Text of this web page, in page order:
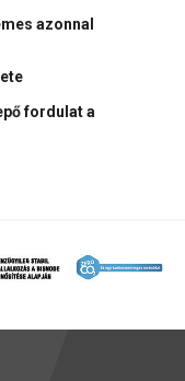
azonnal
fordulat a